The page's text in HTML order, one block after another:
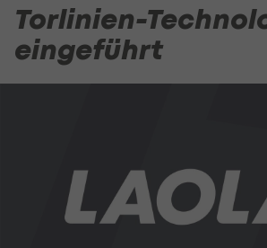
Torlinien-
eingeführt